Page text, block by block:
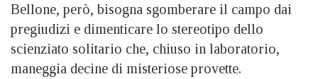
Bellone, però, bisogna sgomberare il campo dai
pregiudizi e dimenticare lo stereotipo dello
scienziato solitario che, chiuso in laboratorio,
maneggia decine di misteriose provette.